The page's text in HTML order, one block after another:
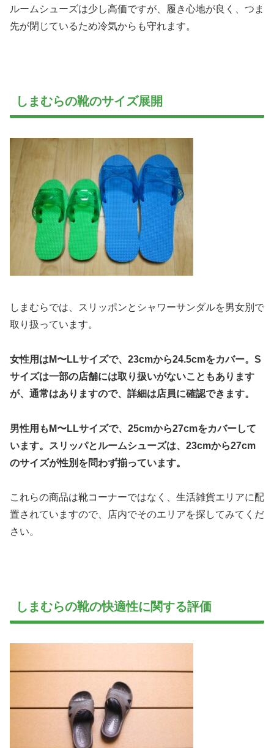
ルームシューズは少し高価ですが、履き心地が良く、つま
先が閉じているため冷気からも守れます。
しまむらの靴のサイズ展開
しまむらでは、スリッポンとシャワーサンダルを男女別で
取り扱っています。
女性用はM〜LLサイズで、23cmから24.5cmをカバー。S
サイズは一部の店舗には取り扱いがないこともあります
が、通常はありますので、詳細は店員に確認できます。
男性用もM〜LLサイズで、25cmから27cmをカバーして
います。スリッパとルームシューズは、23cmから27cm
のサイズが性別を問わず揃っています。
これらの商品は靴コーナーではなく、生活雑貨エリアに配
置されていますので、店内でそのエリアを探してみてくだ
さい。
しまむらの靴の快適性に関する評価